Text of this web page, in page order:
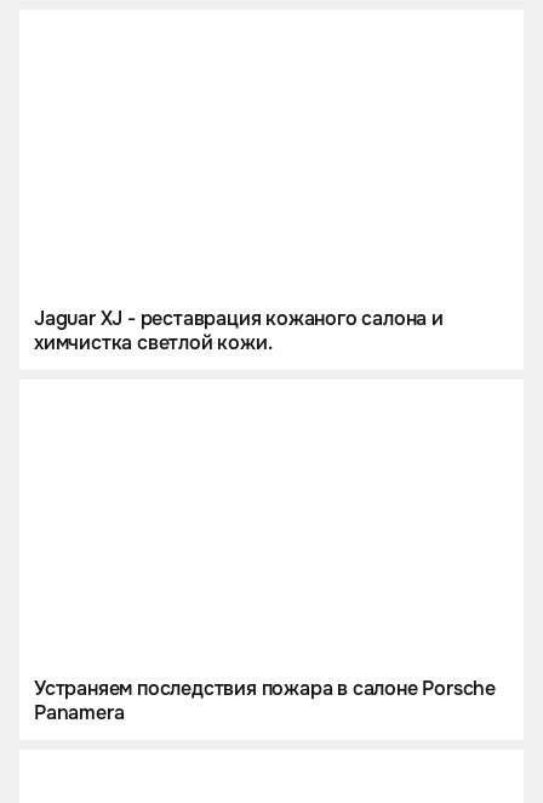
Jaguar XJ - реставрация кожаного салона и
химчистка светлой кожи.
Устраняем последствия пожара в салоне Porsche
Panamera